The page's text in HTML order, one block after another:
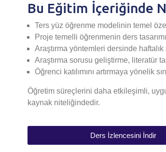
Bu Eğitim İçeriğinde
Ters yüz öğrenme modelinin temel
Proje temelli öğrenmenin ders
Araştırma yöntemleri dersinde
Araştırma sorusu geliştirme, literatür
Öğrenci katılımını artırmaya yönelik
Öğretim süreçlerini daha etkileşimli,
kaynak niteliğindedir.
Ders İzlencesini İndir